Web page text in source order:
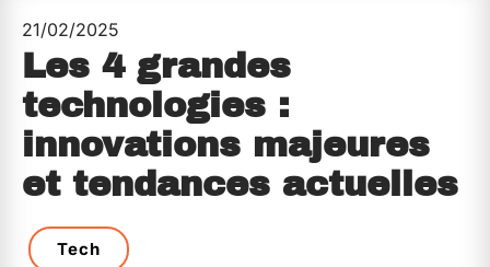
21/02/2025
Les 4 grandes
technologies :
innovations majeures
et tendances actuelles
Tech